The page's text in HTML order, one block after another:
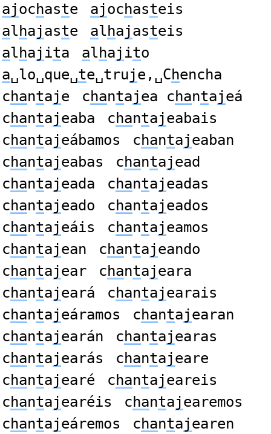
ajochaste ajochasteis
alhajaste alhajasteis
alhaj ita alhaj ito
a␣lo␣que␣te␣truje,␣Chencha
chantaje chantajea chantajeá
chantajeaba chantajeabais
chantajeábamos chantajeaban
chantajeabas chantajead
chantajeada chantajeadas
chantajeado chantajeados
chantajeáis chantajeamos
chantajean chantajeando
chantajear chantajeara
chantajeará chantajearais
chantajeáramos chantajearan
chantajearán chantajearas
chantajearás chantajeare
chantajearé chantajeareis
chantajearéis chantajearemos
chantajeáremos chantajearen